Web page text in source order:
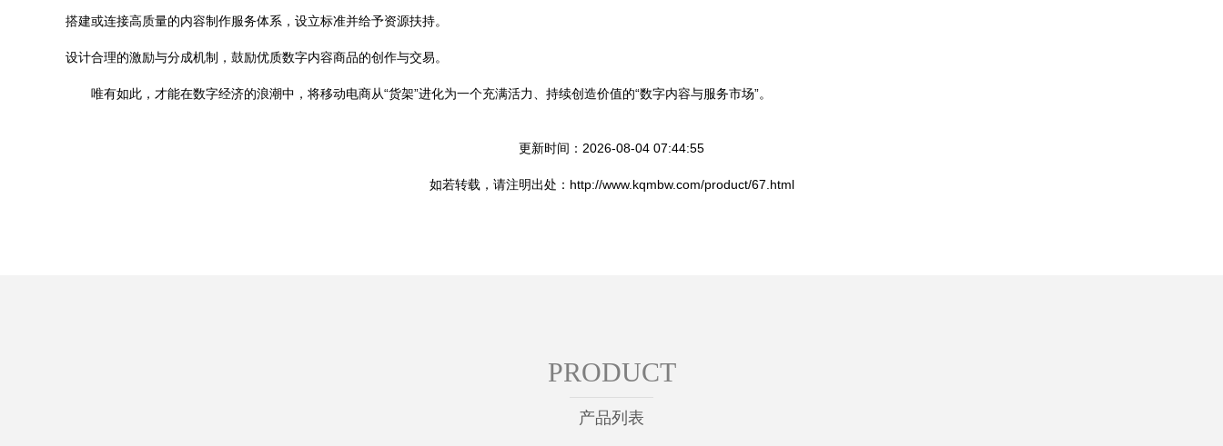
搭建或连接高质量的内容制作服务体系，设立标准并给予资源扶持。
设计合理的激励与分成机制，鼓励优质数字内容商品的创作与交易。
唯有如此，才能在数字经济的浪潮中，将移动电商从“货架”进化为一个充满活力、持续创造价值的“数字内容与服务市场”。
更新时间：2026-08-04 07:44:55
如若转载，请注明出处：http://www.kqmbw.com/product/67.html
PRODUCT
产品列表